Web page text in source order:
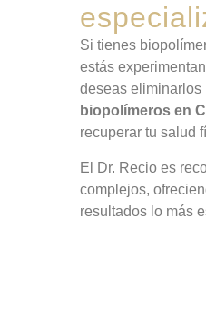
Si tienes
estás
deseas eliminarlos
biopolímeros en
recuperar tu salud
El Dr. Recio es
complejos,
resultados lo más